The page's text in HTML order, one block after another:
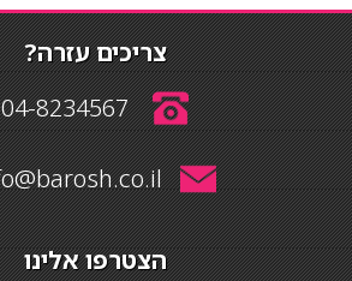
צריכים עזרה?
04-8234567
הצטרפו אלינו